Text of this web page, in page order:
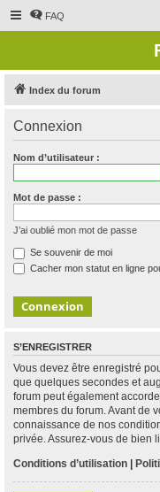
FAQ
Index du forum
Connexion
Nom d’utilisateur :
Mot de passe :
J’ai oublié mon mot de passe
Se souvenir de moi
Cacher mon statut en ligne
S’ENREGISTRER
Vous devez être enregistré
que quelques secondes et
forum peut également
membres du forum. Avant de
connaissance de nos
privée. Assurez-vous de bien
Conditions d’utilisation |